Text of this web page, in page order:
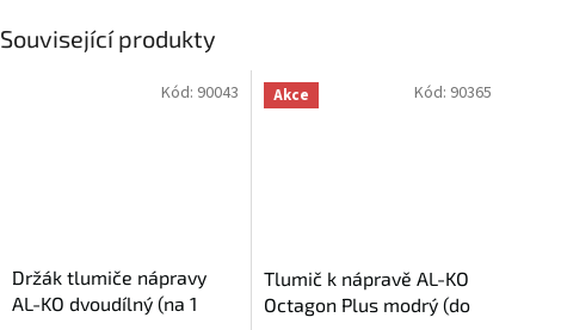
Související produkty
Držák tlumiče nápravy
AL-KO dvoudílný (na 1
Kód: 90043 Akce
Tlumič k nápravě AL-KO
Octagon Plus modrý (do
Kód: 90365